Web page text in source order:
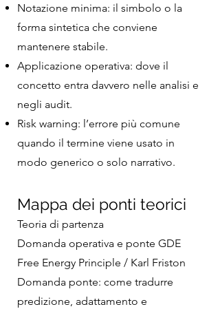
Notazione minima: il simbolo o la
forma sintetica che conviene
mantenere stabile.
Applicazione operativa: dove il
concetto entra davvero nelle analisi e
negli audit.
Risk warning: l’errore più comune
quando il termine viene usato in
modo generico o solo narrativo.
Mappa dei ponti teorici
Teoria di partenza
Domanda operativa e ponte GDE
Free Energy Principle / Karl Friston
Domanda ponte: come tradurre
predizione, adattamento e